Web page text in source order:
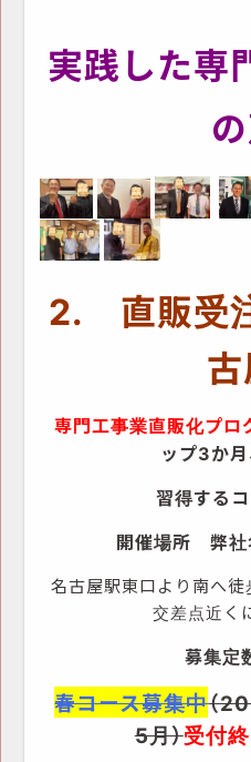
実践した専
2. 直販受
専門工事業直販化プロ
ップ3か月
習得するコ
開催場所 弊社
名古屋駅東口より南へ徒
交差点近く
募集
春コース募集中（
5月）受付